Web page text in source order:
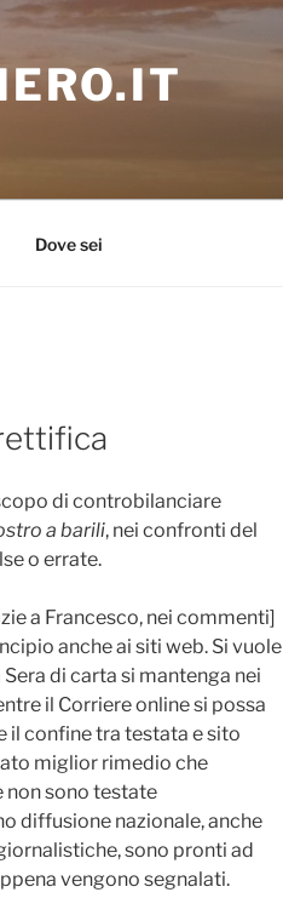
Dove sei
di controbilanciare
a barili, nei confronti del
o errate.
a Francesco, nei commenti]
anche ai siti web. Si vuole
di carta si mantenga nei
il Corriere online si possa
il confine tra testata e sito
miglior rimedio che
non sono testate
diffusione nazionale, anche
sono pronti ad
vengono segnalati.